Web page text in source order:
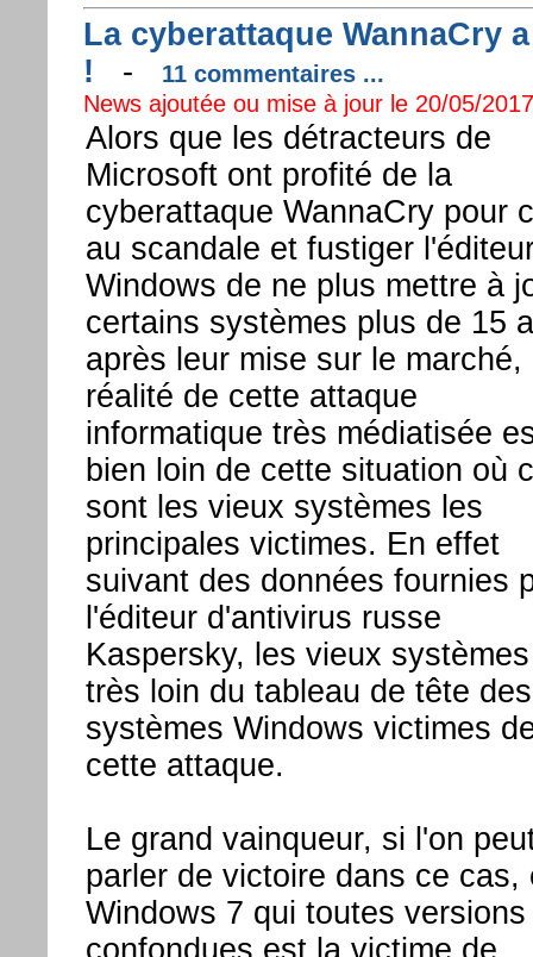
La cyberattaque WannaCry
! -
11 commentaires ...
News ajoutée ou mise à jour le 20/05/
Alors que les détracteurs de
Microsoft ont profité de la
cyberattaque WannaCry pour
au scandale et fustiger
Windows de ne plus mettre à
certains systèmes plus de 15
après leur mise sur le marché,
réalité de cette attaque
informatique très médiatisée
bien loin de cette situation où
sont les vieux systèmes les
principales victimes. En effet
suivant des données fournies
l'éditeur d'antivirus russe
Kaspersky, les vieux
très loin du tableau de tête des
systèmes Windows victimes
cette attaque.
Le grand vainqueur, si l'on
parler de victoire dans ce cas,
Windows 7 qui toutes versions